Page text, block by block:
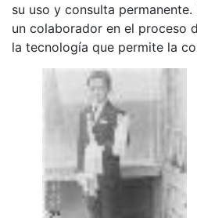
su uso y consulta
un colaborador en el proceso
la tecnología que permite la